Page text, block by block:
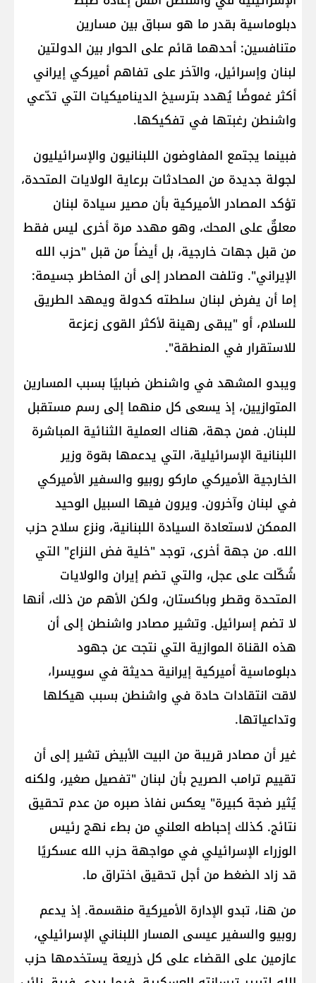
دبلوماسية بقدر ما هو سباق بين مسارين
متنافسين: أحدهما قائم على الحوار بين الدولتين
لبنان وإسرائيل، والآخر على تفاهم أميركي إيراني
أكثر غموضًا يُهدد بترسيخ الديناميكيات التي تدّعي
واشنطن رغبتها في تفكيكها.
فبينما يجتمع المفاوضون اللبنانيون والإسرائيليون
لجولة جديدة من المحادثات برعاية الولايات المتحدة،
تؤكد المصادر الأميركية بأن مصير سيادة لبنان
معلقٌ على المحك، وهو مهدد مرة أخرى ليس فقط
من قبل جهات خارجية، بل أيضاً من قبل "حزب الله
الإيراني". وتلفت المصادر إلى أن المخاطر جسيمة:
إما أن يفرض لبنان سلطته كدولة ويمهد الطريق
للسلام، أو "يبقى رهينة لأكثر القوى زعزعة
للاستقرار في المنطقة".
ويبدو المشهد في واشنطن ضبابيًا بسبب المسارين
المتوازيين، إذ يسعى كل منهما إلى رسم مستقبل
للبنان. فمن جهة، هناك العملية الثنائية المباشرة
اللبنانية الإسرائيلية، التي يدعمها بقوة وزير
الخارجية الأميركي ماركو روبيو والسفير الأميركي
في لبنان وآخرون. ويرون فيها السبيل الوحيد
الممكن لاستعادة السيادة اللبنانية، ونزع سلاح حزب
الله. من جهة أخرى، توجد "خلية فض النزاع" التي
شُكّلت على عجل، والتي تضم إيران والولايات
المتحدة وقطر وباكستان، ولكن الأهم من ذلك، أنها
لا تضم ​​إسرائيل. وتشير مصادر واشنطن إلى أن
هذه القناة الموازية التي نتجت عن جهود
دبلوماسية أميركية إيرانية حديثة في سويسرا،
لاقت انتقادات حادة في واشنطن بسبب هيكلها
وتداعياتها.
غير أن مصادر قريبة من البيت الأبيض تشير إلى أن
تقييم ترامب الصريح بأن لبنان "تفصيل صغير، ولكنه
يُثير ضجة كبيرة" يعكس نفاذ صبره من عدم تحقيق
نتائج. كذلك إحباطه العلني من بطء نهج رئيس
الوزراء الإسرائيلي في مواجهة حزب الله عسكريًا
قد زاد الضغط من أجل تحقيق اختراق ما.
من هنا، تبدو الإدارة الأميركية منقسمة. إذ يدعم
روبيو والسفير عيسى المسار اللبناني الإسرائيلي،
عازمين على القضاء على كل ذريعة يستخدمها حزب